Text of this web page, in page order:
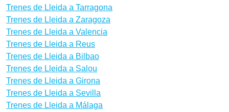
promociones de Renfe. ¿Quieres saber si hay
medios de transporte mejores para llegar a
Ribadavia desde Lleida? Con Wanderio puedes
comparar trenes, y escoger la mejor opción para ti
en pocos clics.
Trenes de Lleida a Tarragona
Trenes de Lleida a Zaragoza
Trenes de Lleida a Valencia
Trenes de Lleida a Reus
Trenes de Lleida a Bilbao
Trenes de Lleida a Salou
Trenes de Lleida a Girona
Trenes de Lleida a Sevilla
Trenes de Lleida a Málaga